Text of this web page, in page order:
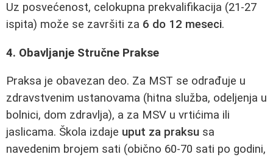
Uz posvećenost, celokupna prekvalifikacija (21-27
ispita) može se završiti za 6 do 12 meseci.
4. Obavljanje Stručne Prakse
Praksa je obavezan deo. Za MST se odrađuje u
zdravstvenim ustanovama (hitna služba, odeljenja u
bolnici, dom zdravlja), a za MSV u vrtićima ili
jaslicama. Škola izdaje uput za praksu sa
navedenim brojem sati (obično 60-70 sati po godini,